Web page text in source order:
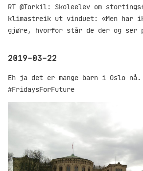
RT @Torkil: Skoleelev om
klimastreik ut vinduet: «Men har
gjøre, hvorfor står de der og ser
2019-03-22
Eh ja det er mange barn i Oslo
#FridaysForFuture